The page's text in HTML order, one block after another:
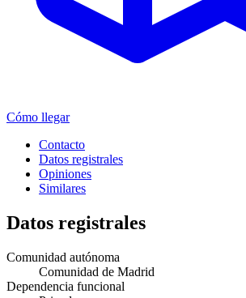
Cómo llegar
Contacto
Datos registrales
Opiniones
Similares
Datos registrales
Comunidad autónoma
Comunidad de Madrid
Dependencia funcional